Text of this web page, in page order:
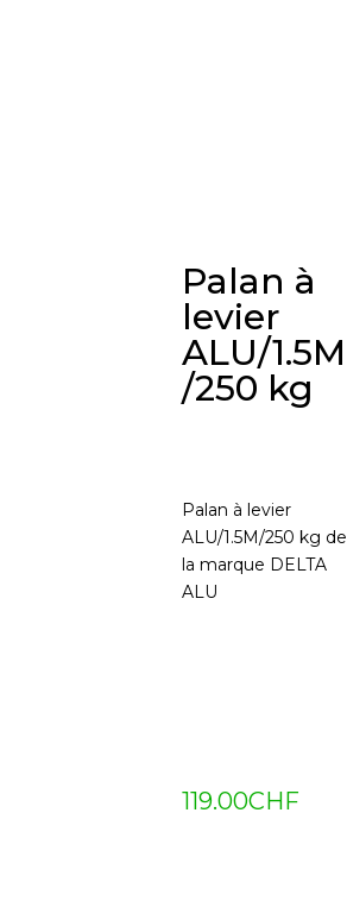
Palan à
levier
ALU/1.5M
/250 kg
Palan à levier
ALU/1.5M/250 kg de
la marque DELTA
ALU
119.00CHF